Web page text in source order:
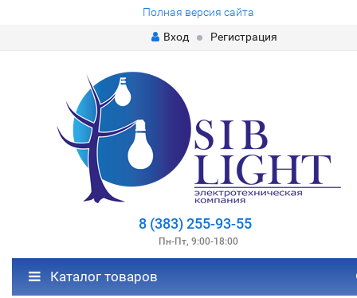
Полная версия сайта
Вход
Регистрация
8 (383) 255-93-55
Пн-Пт, 9:00-18:00
Каталог товаров